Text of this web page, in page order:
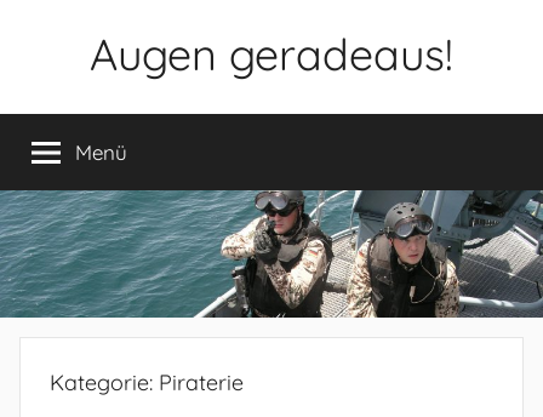
Augen geradeaus!
Menü
Kategorie: Piraterie